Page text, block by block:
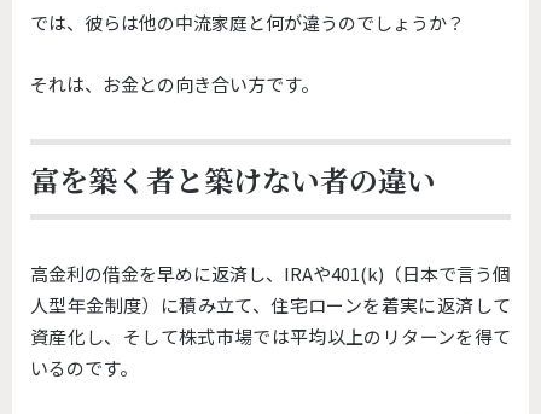
では、彼らは他の中流家庭と何が違うのでしょうか？
それは、お金との向き合い方です。
富を築く者と築けない者の違い
高金利の借金を早めに返済し、IRAや401(k)（日本で言う個
人型年金制度）に積み立て、住宅ローンを着実に返済して
資産化し、そして株式市場では平均以上のリターンを得て
いるのです。